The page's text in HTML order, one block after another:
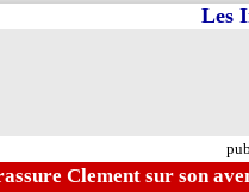
Les
Clement sur son